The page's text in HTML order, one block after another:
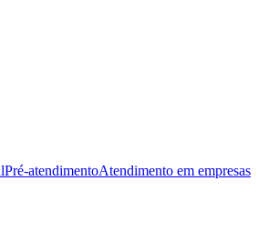
Pré-atendimentoAtendimento em empresas